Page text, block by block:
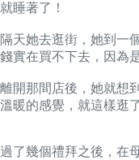
就睡著了！
隔天她去逛街，她到一
錢實在買不下去，因為
離開那間店後，她就想
溫暖的感覺，就這樣逛
過了幾個禮拜之後，在